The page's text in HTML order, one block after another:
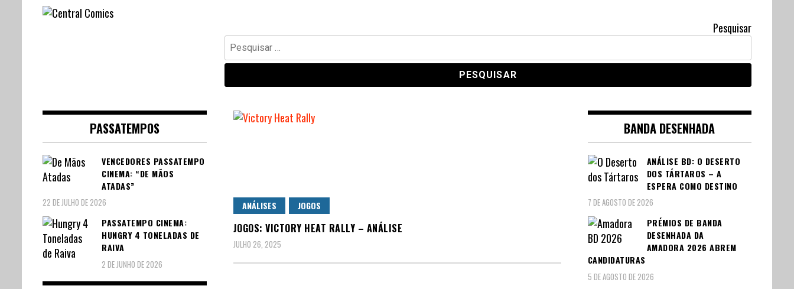
Pesquisar
Pesquisar
por:
ANÁLISES JOGOS
JOGOS: VICTORY HEAT RALLY – ANÁLISE
JULHO 26, 2025
PASSATEMPOS
VENCEDORES PASSATEMPO
CINEMA: “DE MÃOS
ATADAS”
22 DE JULHO DE 2026
PASSATEMPO CINEMA:
HUNGRY 4 TONELADAS DE
RAIVA
2 DE JUNHO DE 2026
BANDA DESENHADA
ANÁLISE BD: O DESERTO
DOS TÁRTAROS – A
ESPERA COMO DESTINO
7 DE AGOSTO DE 2026
PRÉMIOS DE BANDA
DESENHADA DA
AMADORA 2026 ABREM
CANDIDATURAS
5 DE AGOSTO DE 2026